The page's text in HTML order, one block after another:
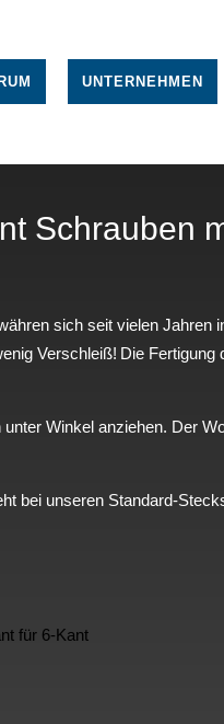
UNTERNEHMEN
Schrauben
sich seit vielen Jahren
Verschleiß! Die
Winkel anziehen. Der
bei unseren Standard-